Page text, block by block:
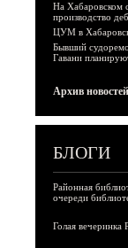
На Хабаровском
производство
ЦУМ в
Бывший
Гавани
Архив
БЛОГИ
Районная
очереди
Голая вечеринка